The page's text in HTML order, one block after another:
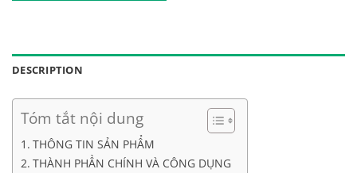
DESCRIPTION
Tóm tắt nội dung
THÔNG TIN SẢN PHẨM
THÀNH PHẦN CHÍNH VÀ CÔNG DỤNG